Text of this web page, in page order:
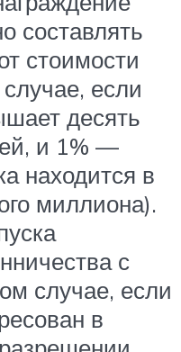
составлять
стоимости
если
десять
и 1% —
находится в
миллиона).
с
случае, если
в